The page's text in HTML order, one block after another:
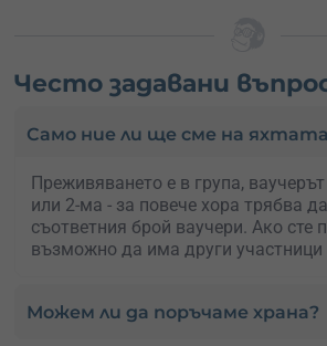
Често задавани
Само ние ли ще сме на
Преживяването е в група,
или 2-ма - за повече хора трябва
съответния брой ваучери. Ако сте
възможно да има други участници
Можем ли да поръчаме храна?